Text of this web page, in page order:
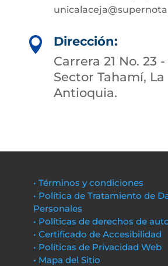

Dirección:
Carrera 21 No. 23
Sector Tahamí, La
Antioquia.
• Términos y condiciones
• Política de Tratamiento de
Personales
• Políticas de derechos de
• Certificado de Accesibilidad
• Políticas de Privacidad Web
• Mapa del Sitio